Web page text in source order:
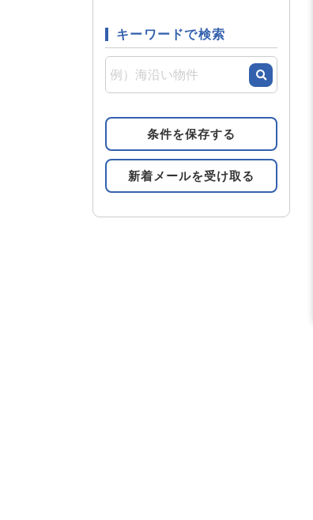
キーワードで検索
条件を保存する
新着メールを受け取る